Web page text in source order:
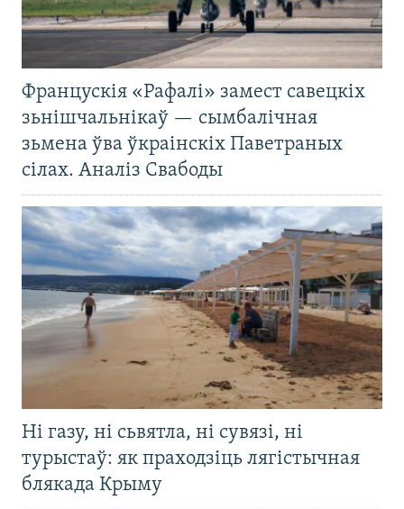
Францускія «Рафалі» замест савецкіх
зьнішчальнікаў — сымбалічная
зьмена ўва ўкраінскіх Паветраных
сілах. Аналіз Свабоды
Ні газу, ні сьвятла, ні сувязі, ні
турыстаў: як праходзіць лягістычная
блякада Крыму